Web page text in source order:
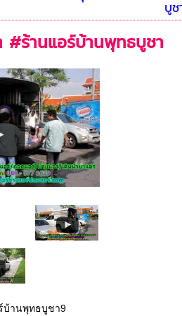
บูช
#ร้านแอร์บ้านพุทธบูชา
บ้านพุทธบูชา9